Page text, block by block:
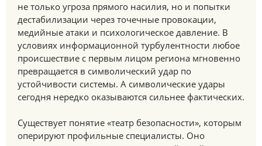
не только угроза прямого насилия, но и попытки
дестабилизации через точечные провокации,
медийные атаки и психологическое давление. В
условиях информационной турбулентности любое
происшествие с первым лицом региона мгновенно
превращается в символический удар по
устойчивости системы. А символические удары
сегодня нередко оказываются сильнее фактических.
Существует понятие «театр безопасности», которым
оперируют профильные специалисты. Оно